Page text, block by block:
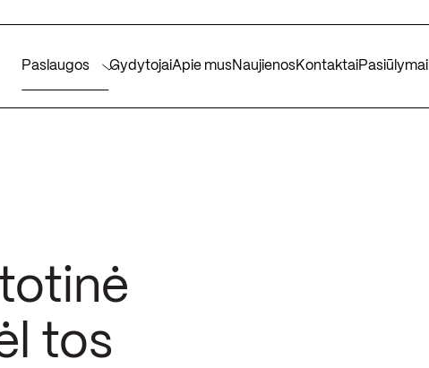
Paslaugos GydytojaiApie musNaujienosKontaktaiPasiūlymai
tos